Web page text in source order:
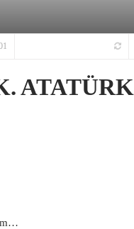
ATATÜRK